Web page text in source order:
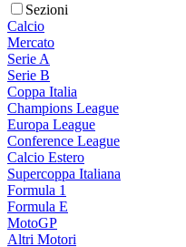
Sezioni
Calcio
Mercato
Serie A
Serie B
Coppa Italia
Champions League
Europa League
Conference League
Calcio Estero
Supercoppa Italiana
Formula 1
Formula E
MotoGP
Altri Motori